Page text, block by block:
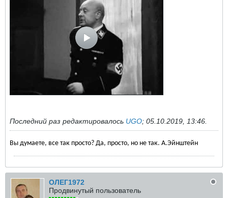
Последний раз редактировалось UGO; 05.10.2019, 13:46
Вы думаете, все так просто? Да, просто, но не так. А.Эйнштейн
ОЛЕГ1972
Продвинутый пользователь